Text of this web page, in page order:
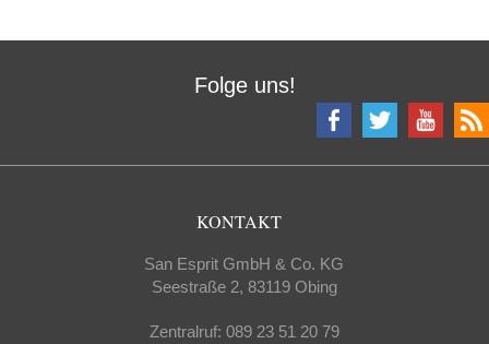
Folge uns!
KONTAKT
San Esprit GmbH & Co. KG
Seestraße 2, 83119 Obing
Zentralruf: 089 23 51 20 79